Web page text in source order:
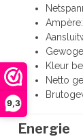
9,3
Ampère:
Kleur
Netto
Energie